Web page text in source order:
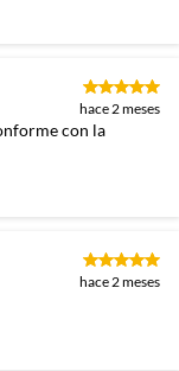
hace 2 meses
hace 2 meses